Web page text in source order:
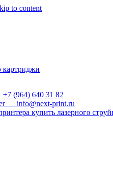
to content
+7 (964) 640 31 82
info@next-print.ru